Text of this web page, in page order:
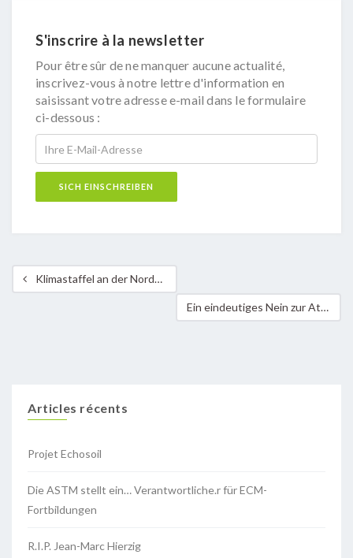
S'inscrire à la newsletter
Pour être sûr de ne manquer aucune actualité,
inscrivez-vous à notre lettre d'information en
saisissant votre adresse e-mail dans le formulaire
ci-dessous :
Klimastaffel an der Nordstad
Ein eindeutiges Nein zur Atomkraft und ein klarer Auftrag an die luxemburgische Regierung
Articles récents
Projet Echosoil
Die ASTM stellt ein… Verantwortliche.r für ECM-
Fortbildungen
R.I.P. Jean-Marc Hierzig